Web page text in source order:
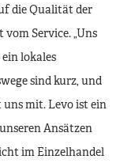
die Qualität der
Service. „Uns
lokales
sind kurz, und
mit. Levo ist ein
Ansätzen
im Einzelhandel